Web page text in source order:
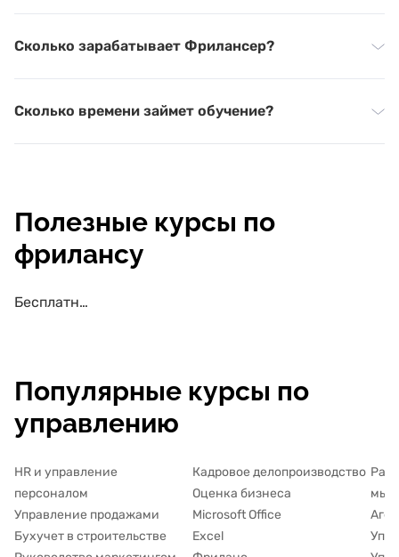
Сколько зарабатывает Фрилансер?
Сколько времени займет обучение?
Полезные курсы по
фрилансу
Бесплатные курсы по фрилансу
Популярные курсы по
управлению
HR и управление
персоналом
Управление продажами
Бухучет в строительстве
Кадровое делопроизводство
Оценка бизнеса
Microsoft Office
Excel